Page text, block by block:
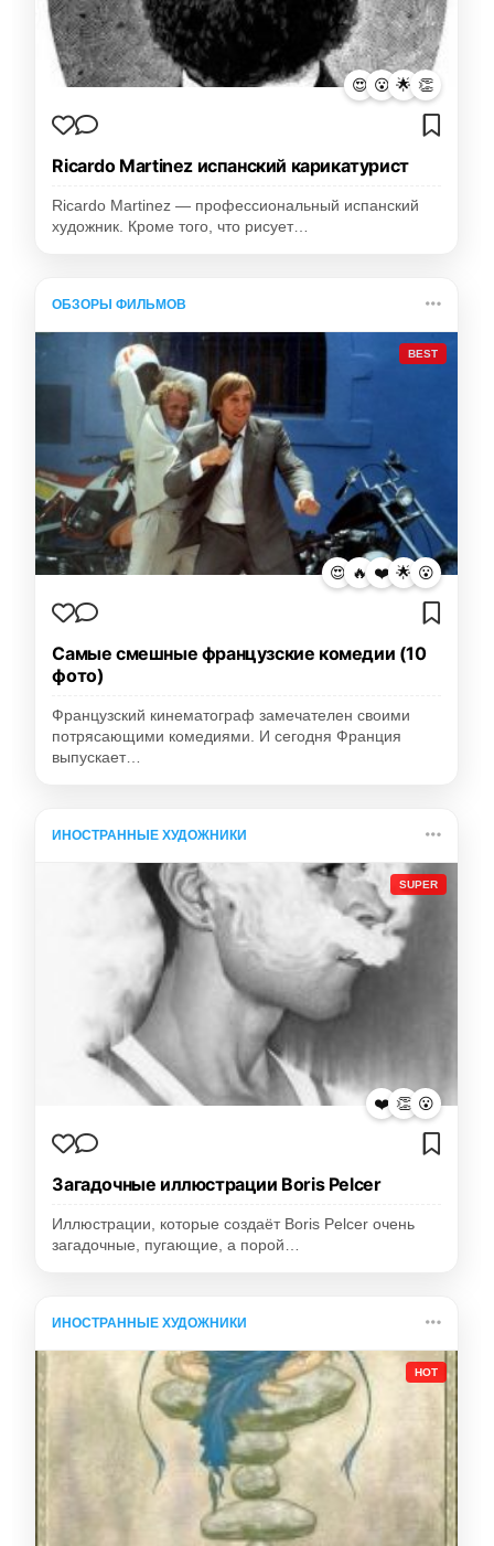
😍 😮 🌟 👏
Ricardo Martinez испанский карикатурист
Ricardo Martinez — профессиональный испанский
художник. Кроме того, что рисует…
ОБЗОРЫ ФИЛЬМОВ
BEST
😍 🔥 ❤️ 🌟 😮
Самые смешные французские комедии (10
фото)
Французский кинематограф замечателен своими
потрясающими комедиями. И сегодня Франция
выпускает…
ИНОСТРАННЫЕ ХУДОЖНИКИ
SUPER
❤️ 👏 😮
Загадочные иллюстрации Boris Pelcer
Иллюстрации, которые создаёт Boris Pelcer очень
загадочные, пугающие, а порой…
ИНОСТРАННЫЕ ХУДОЖНИКИ
HOT